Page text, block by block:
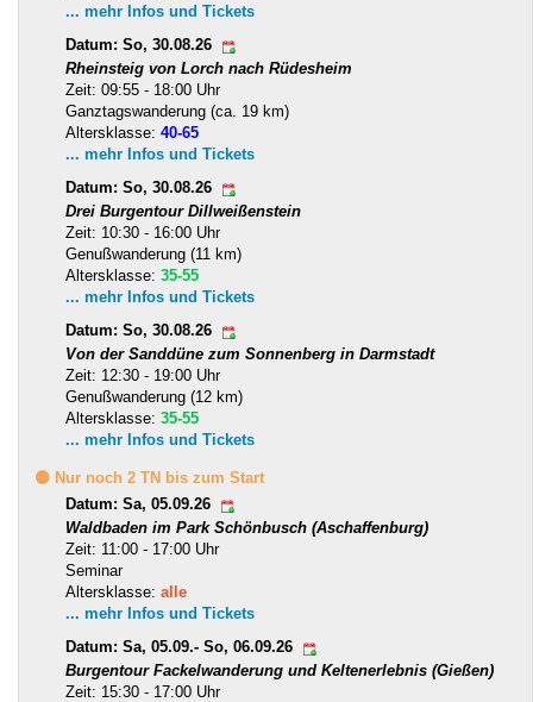
... mehr Infos und Tickets
Datum: So, 30.08.26
Rheinsteig von Lorch nach Rüdesheim
Zeit: 09:55 - 18:00 Uhr
Ganztagswanderung (ca. 19 km)
Altersklasse: 40-65
... mehr Infos und Tickets
Datum: So, 30.08.26
Drei Burgentour Dillweißenstein
Zeit: 10:30 - 16:00 Uhr
Genußwanderung (11 km)
Altersklasse: 35-55
... mehr Infos und Tickets
Datum: So, 30.08.26
Von der Sanddüne zum Sonnenberg in Darmstadt
Zeit: 12:30 - 19:00 Uhr
Genußwanderung (12 km)
Altersklasse: 35-55
... mehr Infos und Tickets
🟡 Nur noch 2 TN bis zum Start
Datum: Sa, 05.09.26
Waldbaden im Park Schönbusch (Aschaffenburg)
Zeit: 11:00 - 17:00 Uhr
Seminar
Altersklasse: alle
... mehr Infos und Tickets
Datum: Sa, 05.09.- So, 06.09.26
Burgentour Fackelwanderung und Keltenerlebnis (Gießen)
Zeit: 15:30 - 17:00 Uhr